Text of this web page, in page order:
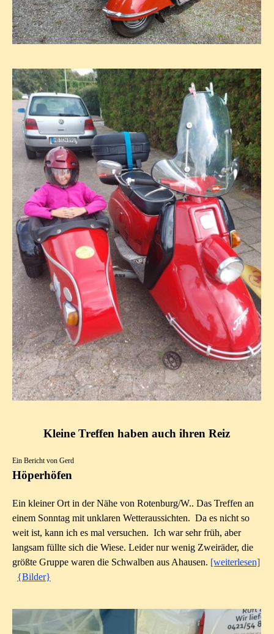
Kleine Treffen haben auch ihren Reiz
Ein Bericht von Gerd
Höperhöfen
Ein kleiner Ort in der Nähe von Rotenburg/W.. Das Treffen an
einem Sonntag mit unklaren Wetteraussichten. Da es nicht so
weit ist, kann ich es mal versuchen. Ich war sehr früh, aber
langsam füllte sich die Wiese. Leider nur wenig Zweiräder, die
größte Gruppe waren die Schwalben aus Ahausen. [weiterlesen]
{Bilder}